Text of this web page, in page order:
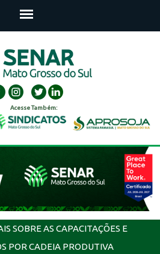
Acesse Também:
SOBRE AS CAPACITAÇÕES E
POR CADEIA PRODUTIVA